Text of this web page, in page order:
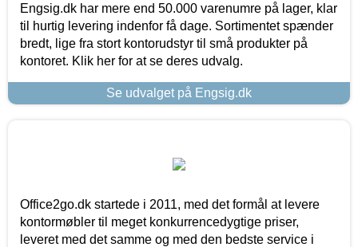
Engsig.dk har mere end 50.000 varenumre på lager, klar
til hurtig levering indenfor få dage. Sortimentet spænder
bredt, lige fra stort kontorudstyr til små produkter på
kontoret. Klik her for at se deres udvalg.
Se udvalget på Engsig.dk
Office2go.dk startede i 2011, med det formål at levere
kontormøbler til meget konkurrencedygtige priser,
leveret med det samme og med den bedste service i